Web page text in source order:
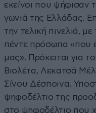
εκείνοι που
γωνιά της Ελλάδας.
την τελική πινελιά,
πέντε πρόσωπα «που
μας». Πρόκειται για
Βιολέτα, Λεκατσά
Σίνου Δέσποινα.
ψηφοδέλτιο της
στο ψηφοδέλτιο που